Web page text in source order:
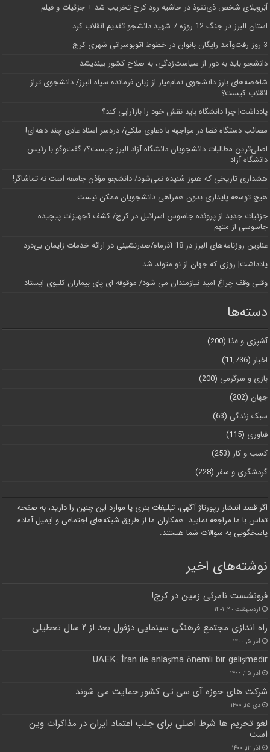
اَبَر‌ویلای شخص ذی‌نفوذ در حاشیه‌ رود کرج تخریب شد + جزئیات و فیلم
استان البرز در جنگ 12 روزه 7 شهید دانشجو تقدیم انقلاب کرد
3 روز رفت‌وآمد رایگان بانوان در خطوط اتوبوسرانی شهری کرج
دانشجو باید به دور از سیاست‌زدگی، به صلاح کشور بیندیشد
شاخصه‌های بارز دانشجوی تمام‌عیار از زبان فرمانده سپاه البرز/ دانشجوی تراز
انقلاب کیست؟
یادداشت| چرا دانشگاه باید نقش خود را بازآرایی کند؟
مصائب دستگاه قضا در مواجهه با دعاوی ملکی/ دردسر اسناد عادی چند‌ دهه‌ای!
اصلی‌ترین مطالبات دانشجویان دانشگاه آزاد البرز چیست؟/ گفت‌وگو با رئیس
دانشگاه آز‌اد
هشداری تاریخی که هنوز شنیده نمی‌شود/ دانشجو مؤذن جامعه است نه تماشاگر!
هیچ توسعه پایداری بدون همراهی دانشجویان ممکن نیست
جزئیات جدید از پرونده جاسوس اسرائیل در کرج/‌ کشف تجهیزات پیچیده
جاسوسی از متهم
عناوین روزنامه‌های البرز در ‌18 آذرماه/صدرنشینی در ارائه خدمات زایمان بی‌درد
یادداشت| روزی که جهان از نو متولد شد
وقتی وقف چراغ امید نیازمندان می شود/ موقوفه ای پای بیماران کلیوی ایستاد
دسته‌ها
آشپزی و غذا (200)
اخبار (11,736)
بازی و سرگرمی (200)
جهان (202)
سبک زندگی (63)
فناوری (115)
کسب و کار (253)
گردشگری و سفر (228)
اگر قصد انتشار رپورتاژ آگهی، تبلیغات بنری یا موارد این چنین را دارید، به صفحه
تماس با ما مراجعه نمایید. همکاران ما از طریق شبکه‌های اجتماعی و ایمیل آماده
پاسخگویی به سوالات شما هستند.
نوشته‌های اخیر
فرونشست نامرئی زمین در کرج!
اردیبهشت ۲۰, ۱۴۰۱
راه اندازی مجتمع فرهنگی سینمایی دزفول بعد از ۲ سال تعطیلی
آذر ۵, ۱۴۰۰
UAEK: İran ile anlaşma önemli bir gelişmedir
آذر ۲۵, ۱۴۰۰
شرکت های حوزه آی.سی.تی کشور حمایت می شوند
دی ۱۵, ۱۴۰۰
لغو تحریم ها شرط اصلی برای جلب اعتماد ایران در مذاکرات وین
است
آذر ۱۳, ۱۴۰۰